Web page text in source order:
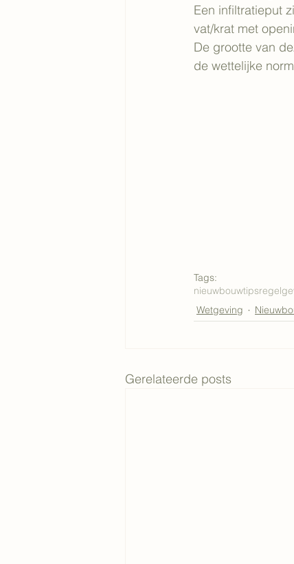
Een infiltratieput
vat/krat met
De grootte van
de wettelijke
Tags:
nieuwbouwtips
Wetgeving
Gerelateerde posts